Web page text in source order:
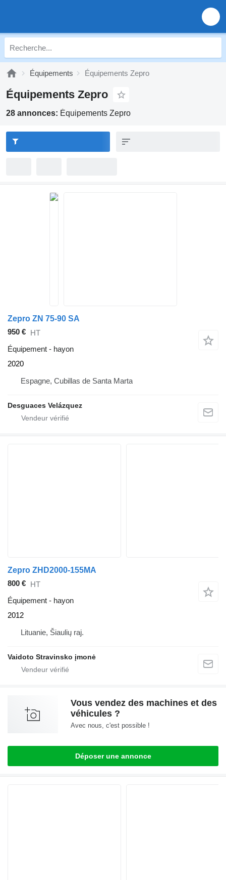
Équipements Équipements Zepro
Équipements Zepro
28 annonces: Équipements Zepro
Zepro ZN 75-90 SA
950 € HT
Équipement - hayon
2020
Espagne, Cubillas de Santa Marta
Desguaces Velázquez
Zepro ZHD2000-155MA
800 € HT
Équipement - hayon
2012
Lituanie, Šiaulių raj.
Vaidoto Stravinsko įmonė
Vous vendez des machines et des
véhicules ?
Avec nous, c'est possible !
Déposer une annonce